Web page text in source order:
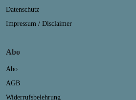
Datenschutz
Impressum / Disclaimer
Abo
Abo
AGB
Widerrufsbelehrung